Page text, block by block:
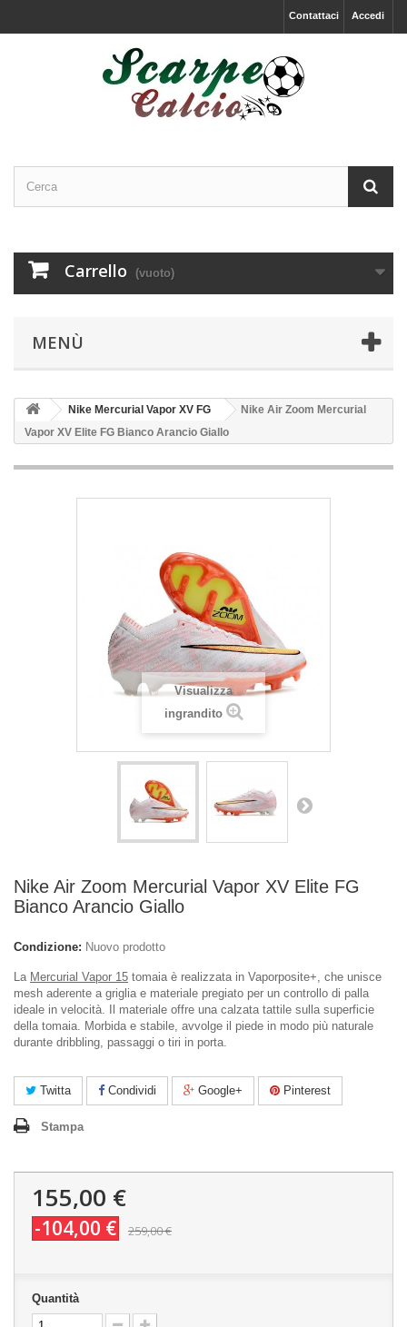
Accedi
Contattaci
Carrello (vuoto)
MENÙ
Nike Mercurial Vapor XV FG
Nike Air Zoom Mercurial
Vapor XV Elite FG Bianco Arancio Giallo
Visualizza
ingrandito
Nike Air Zoom Mercurial Vapor XV Elite FG
Bianco Arancio Giallo
Condizione: Nuovo prodotto
La Mercurial Vapor 15 tomaia è realizzata in Vaporposite+, che unisce
mesh aderente a griglia e materiale pregiato per un controllo di palla
ideale in velocità. Il materiale offre una calzata tattile sulla superficie
della tomaia. Morbida e stabile, avvolge il piede in modo più naturale
durante dribbling, passaggi o tiri in porta.
Twitta Condividi Google+ Pinterest
Stampa
155,00 €
-104,00 € 259,00 €
Quantità